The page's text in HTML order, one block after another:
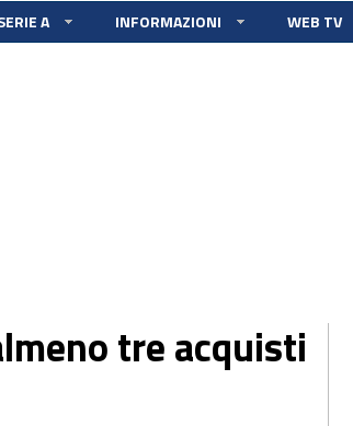
A INFORMAZIONI WEB TV
tre acquisti